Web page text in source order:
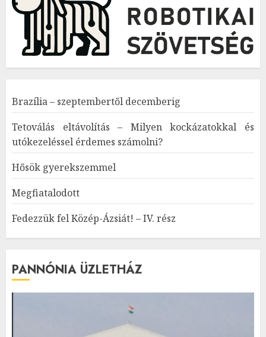
Brazília – szeptembertől decemberig
Tetoválás eltávolítás – Milyen kockázatokkal és
utókezeléssel érdemes számolni?
Hősök gyerekszemmel
Megfiatalodott
Fedezzük fel Közép-Ázsiát! – IV. rész
PANNÓNIA ÜZLETHÁZ